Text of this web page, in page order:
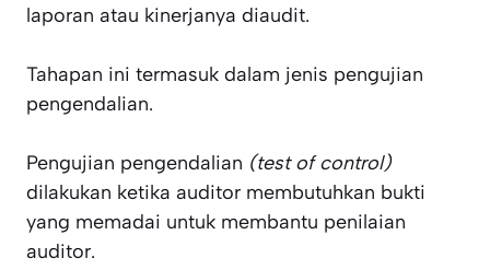
laporan atau kinerjanya diaudit.
Tahapan ini termasuk dalam jenis pengujian
pengendalian.
Pengujian pengendalian (test of control)
dilakukan ketika auditor membutuhkan bukti
yang memadai untuk membantu penilaian
auditor.